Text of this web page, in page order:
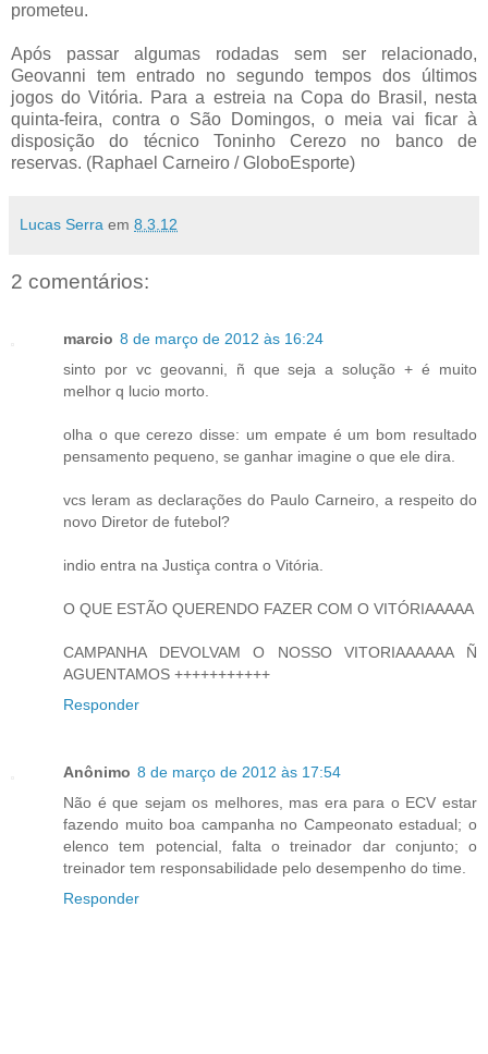
prometeu.
Após passar algumas rodadas sem ser relacionado,
Geovanni tem entrado no segundo tempos dos últimos
jogos do Vitória. Para a estreia na Copa do Brasil, nesta
quinta-feira, contra o São Domingos, o meia vai ficar à
disposição do técnico Toninho Cerezo no banco de
reservas. (Raphael Carneiro / GloboEsporte)
Lucas Serra em 8.3.12
2 comentários:
marcio 8 de março de 2012 às 16:24
sinto por vc geovanni, ñ que seja a solução + é muito
melhor q lucio morto.
olha o que cerezo disse: um empate é um bom resultado
pensamento pequeno, se ganhar imagine o que ele dira.
vcs leram as declarações do Paulo Carneiro, a respeito do
novo Diretor de futebol?
indio entra na Justiça contra o Vitória.
O QUE ESTÃO QUERENDO FAZER COM O VITÓRIAAAAA
CAMPANHA DEVOLVAM O NOSSO VITORIAAAAAA Ñ
AGUENTAMOS +++++++++++
Responder
Anônimo 8 de março de 2012 às 17:54
Não é que sejam os melhores, mas era para o ECV estar
fazendo muito boa campanha no Campeonato estadual; o
elenco tem potencial, falta o treinador dar conjunto; o
treinador tem responsabilidade pelo desempenho do time.
Responder